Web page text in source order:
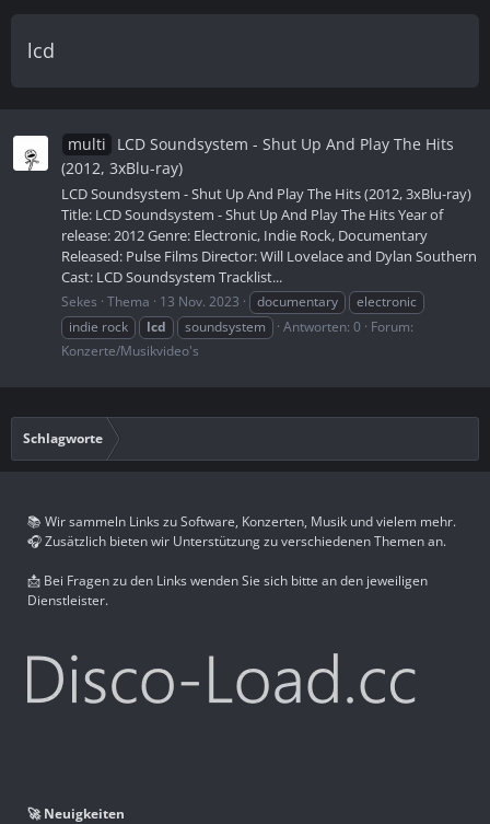
lcd
multi
LCD Soundsystem - Shut Up And Play The Hits
(2012, 3xBlu-ray)
LCD Soundsystem - Shut Up And Play The Hits (2012, 3xBlu-ray)
Title: LCD Soundsystem - Shut Up And Play The Hits Year of
release: 2012 Genre: Electronic, Indie Rock, Documentary
Released: Pulse Films Director: Will Lovelace and Dylan Southern
Cast: LCD Soundsystem Tracklist...
Sekes Thema 13 Nov. 2023 documentary
electronic
indie rock
lcd soundsystem Antworten: 0
Forum:
Konzerte/Musikvideo's
Schlagworte
📚 Wir sammeln Links zu Software, Konzerten, Musik und vielem mehr.
🎧 Zusätzlich bieten wir Unterstützung zu verschiedenen Themen an.
📩 Bei Fragen zu den Links wenden Sie sich bitte an den jeweiligen
Dienstleister.
🚀 Neuigkeiten